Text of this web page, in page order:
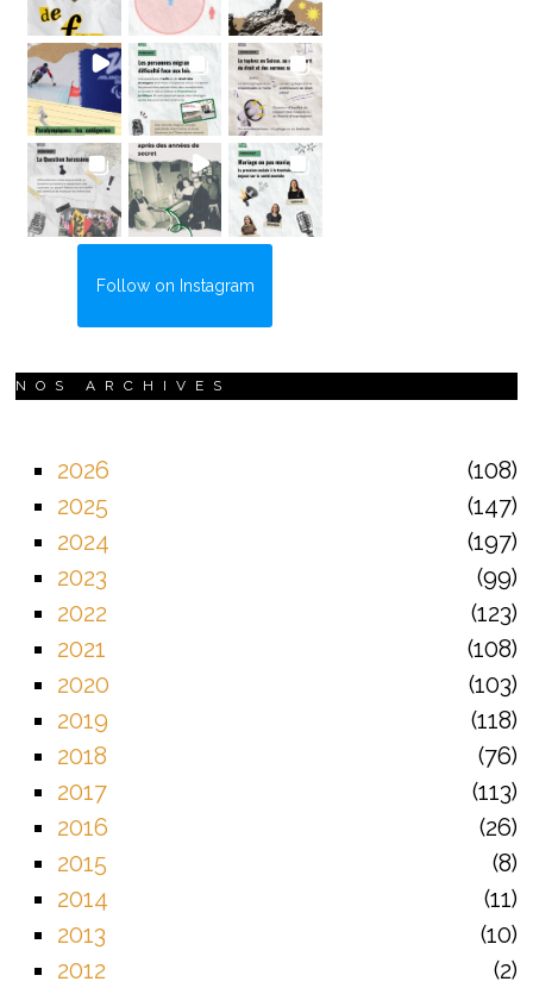
Follow on Instagram
NOS ARCHIVES
2026
108
2025
147
2024
197
2023
99
2022
123
2021
108
2020
103
2019
118
2018
76
2017
113
2016
26
2015
8
2014
11
2013
10
2012
2